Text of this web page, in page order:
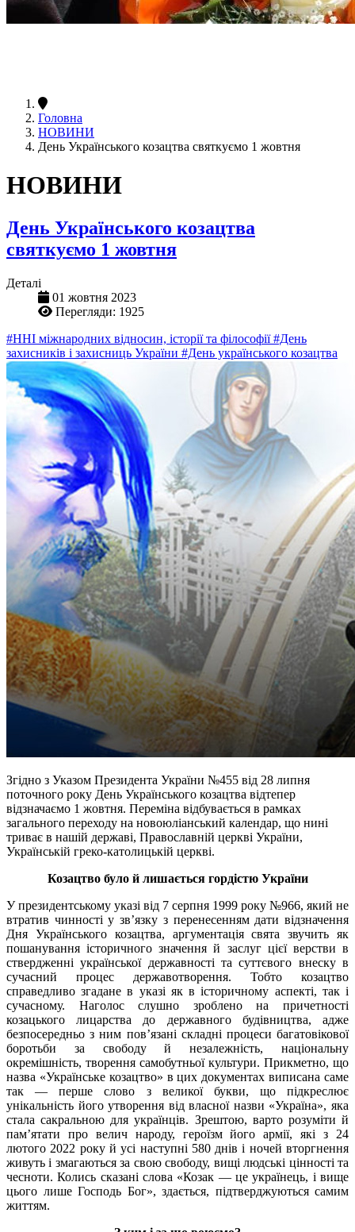
Головна
НОВИНИ
День Українського козацтва святкуємо 1 жовтня
НОВИНИ
День Українського козацтва
святкуємо 1 жовтня
Деталі
01 жовтня 2023
Перегляди: 1925
#ННІ міжнародних відносин, історії та філософії#День
захисників і захисниць України #День українського козацтва
Згідно з Указом Президента України №455 від 28 липня
поточного року День Українського козацтва відтепер
відзначаємо 1 жовтня. Переміна відбувається в рамках
загального переходу на новоюліанський календар, що нині
триває в нашій державі, Православній церкві України,
Українській греко-католицькій церкві.
Козацтво було й лишається гордістю України
У президентському указі від 7 серпня 1999 року №966, який не
втратив чинності у зв’язку з перенесенням дати відзначення
Дня Українського козацтва, аргументація свята звучить як
пошанування історичного значення й заслуг цієї верстви в
ствердженні української державності та суттєвого внеску в
сучасний процес державотворення. Тобто козацтво
справедливо згадане в указі як в історичному аспекті, так і
сучасному. Наголос слушно зроблено на причетності
козацького лицарства до державного будівництва, адже
безпосередньо з ним пов’язані складні процеси багатовікової
боротьби за свободу й незалежність, національну
окремішність, творення самобутньої культури. Прикметно, що
назва «Українське козацтво» в цих документах виписана саме
так — перше слово з великої букви, що підкреслює
унікальність його утворення від власної назви «Україна», яка
стала сакральною для українців. Зрештою, варто розуміти й
пам’ятати про велич народу, героїзм його армії, які з 24
лютого 2022 року й усі наступні 580 днів і ночей вторгнення
живуть і змагаються за свою свободу, вищі людські цінності та
чесноти. Колись сказані слова «Козак — це українець, і вище
цього лише Господь Бог», здається, підтверджуються самим
життям.